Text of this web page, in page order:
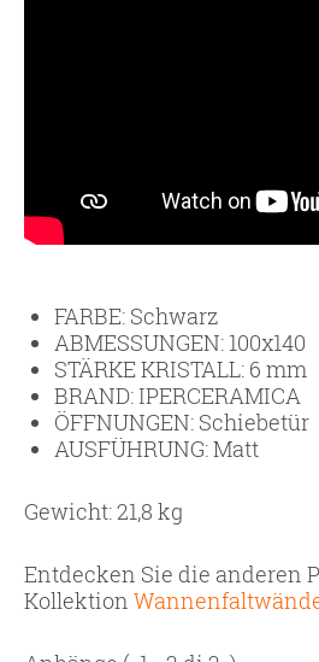
FARBE: Schwarz
ABMESSUNGEN: 100x140
STÄRKE KRISTALL: 6 mm
BRAND:IPERCERAMICA
ÖFFNUNGEN: Schiebetür
AUSFÜHRUNG:Matt
Gewicht: 21,8 kg
Entdecken Sie die anderen
Kollektion